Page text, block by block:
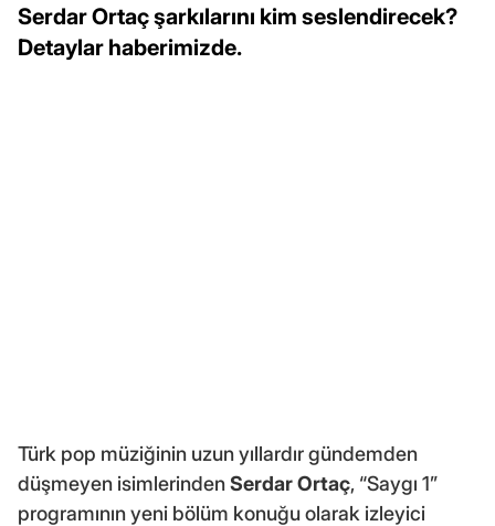
Serdar Ortaç şarkılarını kim seslendirecek?
Detaylar haberimizde.
Türk pop müziğinin uzun yıllardır gündemden
düşmeyen isimlerindenSerdar Ortaç, “Saygı 1”
programının yeni bölüm konuğu olarak izleyici